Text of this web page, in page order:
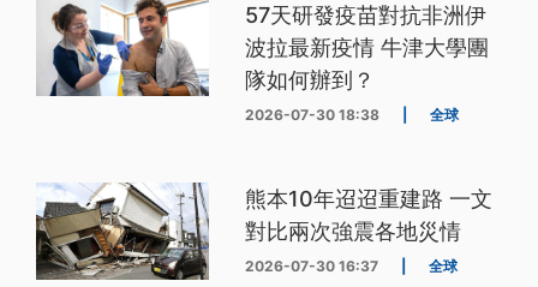
57天研發疫苗對抗非洲伊
波拉最新疫情 牛津大學團
隊如何辦到？
2026-07-30 18:38 全球
熊本10年迢迢重建路 一文
對比兩次強震各地災情
2026-07-30 16:37 全球